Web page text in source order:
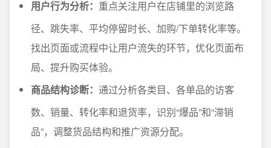
用户行为分析： 重点关注用户在店铺里的浏览路
径、跳失率、平均停留时长、加购/下单转化率等。
找出页面或流程中让用户流失的环节，优化页面布
局、提升购买体验。
商品结构诊断： 通过分析各类目、各单品的访客
数、销量、转化率和退货率，识别“爆品”和“滞销
品”，调整货品结构和推广资源分配。